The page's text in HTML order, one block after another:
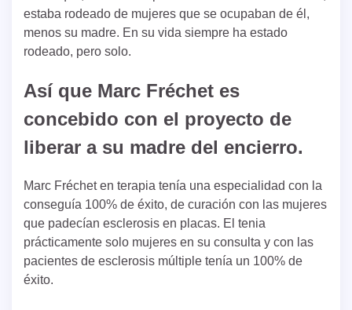
estaba rodeado de mujeres que se ocupaban de él,
menos su madre. En su vida siempre ha estado
rodeado, pero solo.
Así que Marc Fréchet es
concebido con el proyecto de
liberar a su madre del encierro.
Marc Fréchet en terapia tenía una especialidad con la
conseguía 100% de éxito, de curación con las mujeres
que padecían esclerosis en placas. El tenia
prácticamente solo mujeres en su consulta y con las
pacientes de esclerosis múltiple tenía un 100% de
éxito.